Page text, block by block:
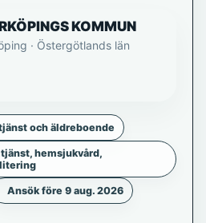
KOMMUN
· Östergötlands län
och äldreboende
hemsjukvård,
Ansök före 9 aug. 2026